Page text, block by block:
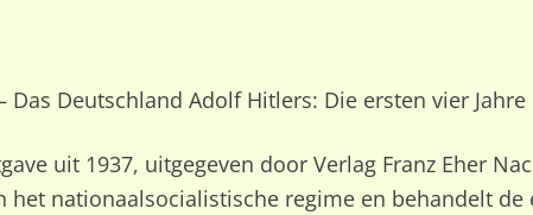
Deutschland Adolf Hitlers: Die ersten vier Jahre
uit 1937, uitgegeven door Verlag Franz Eher
het nationaalsocialistische regime en behandelt